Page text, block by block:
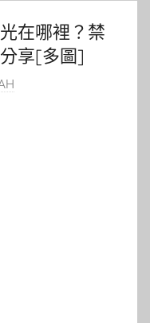
在哪裡？禁
享[多圖]